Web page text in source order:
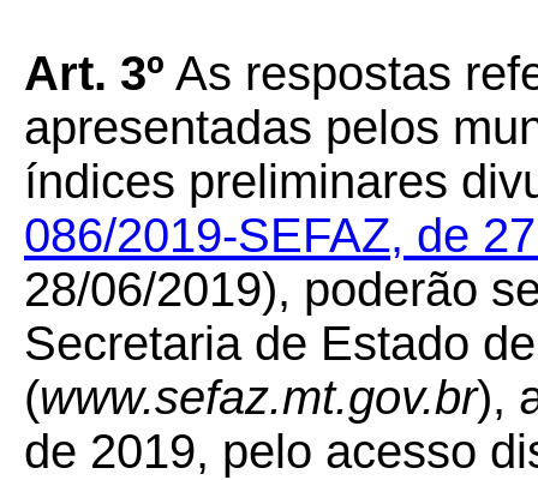
Art. 3º As respostas
apresentadas pelos
índices preliminares
086/2019-SEFAZ, de
28/06/2019), poderão
Secretaria de Estado
(www.sefaz.mt.gov.br),
de 2019, pelo acesso